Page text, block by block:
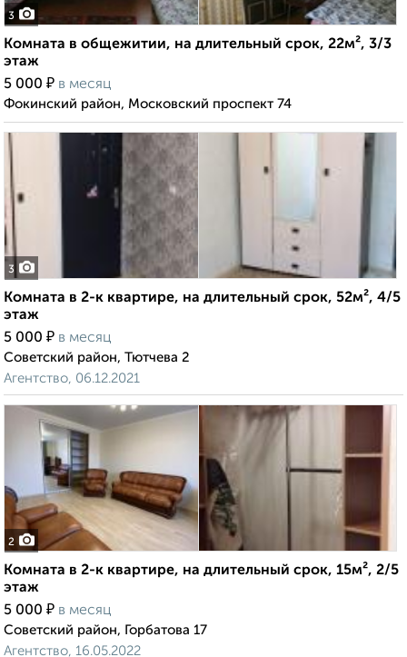
3
Комната в общежитии, на длительный срок, 22м², 3/3
этаж
5 000 ₽ в месяц
Фокинский район, Московский проспект 74
3
Комната в 2-к квартире, на длительный срок, 52м², 4/5
этаж
5 000 ₽ в месяц
Советский район, Тютчева 2
Агентство, 06.12.2021
2
Комната в 2-к квартире, на длительный срок, 15м², 2/5
этаж
5 000 ₽ в месяц
Советский район, Горбатова 17
Агентство, 16.05.2022